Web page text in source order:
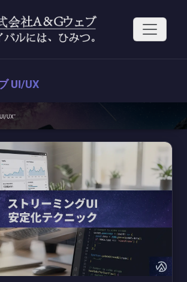
UI/UX
UX"